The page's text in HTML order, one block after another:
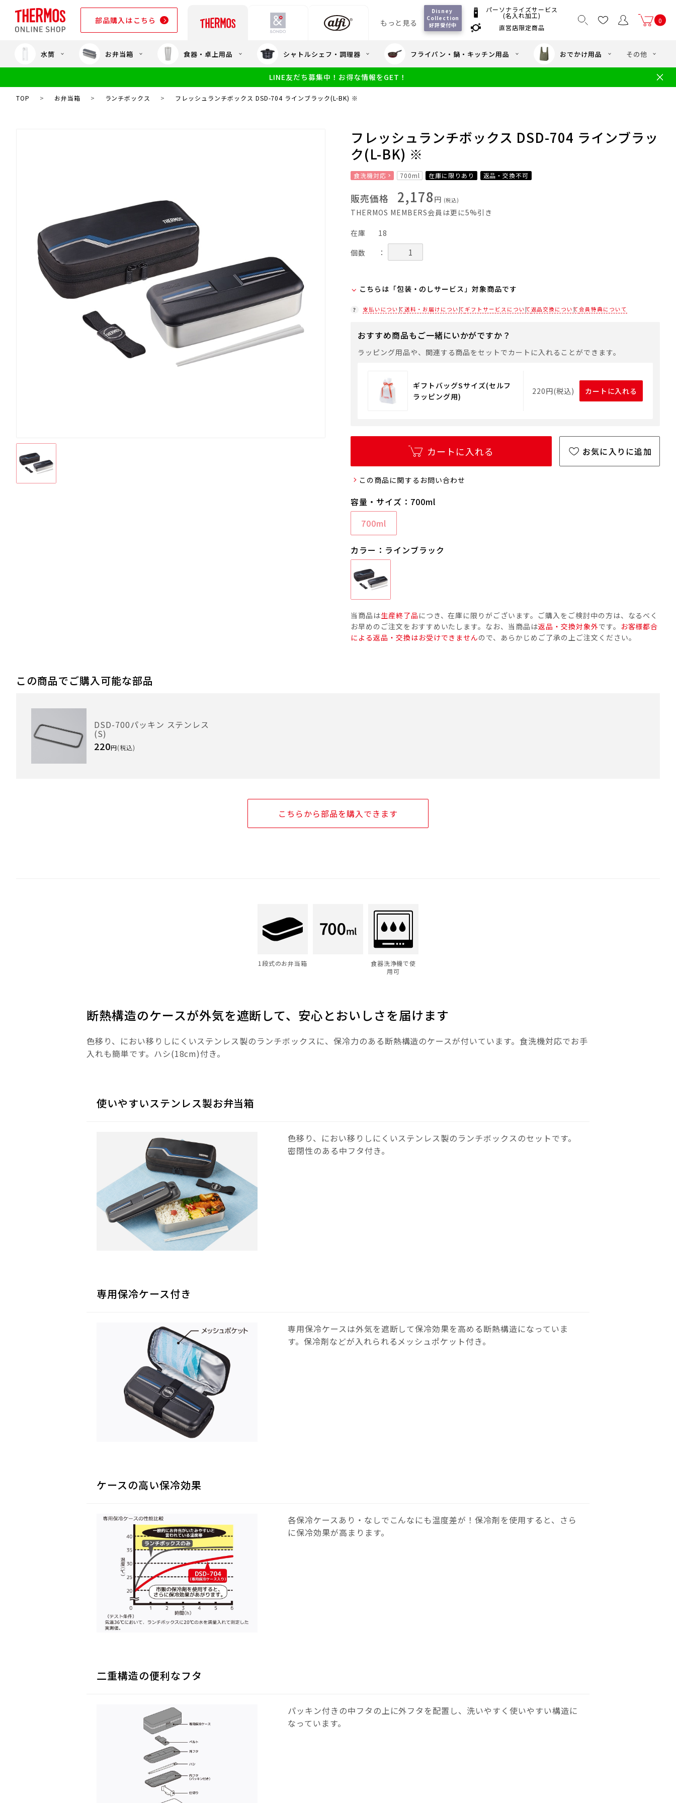
部品購入はこちら もっと見る
以上送料無料
サーモスのeギフト
ギフトのご案内
Disney
Collection
好評受付中
パーソナライズサービス
(名入れ加工)
直営店限定商品
部品購入はこちら
食洗機対応 幼児・園児向け水筒
小学生 中・高学年向け水筒
0
水筒 お弁当箱 食器・卓上用品 シャトルシェフ・調理器 フライパン・鍋・キッチン用品 おでかけ用品 その他
LINE友だち募集中！お得な情報をGET！
TOP > お弁当箱 > ランチボックス > フレッシュランチボックス DSD-704 ラインブラック(L-BK) ※
フレッシュランチボックス DSD-704 ラインブラッ
ク(L-BK) ※
食洗機対応 700ml 在庫に限りあり 返品・交換不可
販売価格 2,178 円 (税込)
THERMOS MEMBERS会員は更に5%引き
在庫
18
個数
：
こちらは「包装・のしサービス」対象商品です
弊社での包装・のしを希望される場合は、商品をカートに入れた後に「会員限定のし・
「包装・のしサービス」には、手提げ袋やギフトバッグは含まれておりません。手提げ
袋やギフトバッグを希望される場合は、以下よりご購入をお願いいたします。
支払いについて送料・お届けについて ギフトサービスについて返品交換について会員特典について
おすすめ商品もご一緒にいかがですか？
ラッピング用品や、関連する商品をセットでカートに入れることができます。
ギフトバッグSサイズ(セルフ
ラッピング用)
220円(税込) カートに入れる
カートに入れる お気に入りに追加
この商品に関するお問い合わせ
容量・サイズ：700ml
700ml
カラー：ラインブラック
当商品は生産終了品 につき、在庫に限りがございます。ご購入をご検討中の方は、なるべく
お早めのご注文をおすすめいたします。なお、当商品は返品・交換対象外です。 お客様都合
による返品・交換はお受けできませんので、あらかじめご了承の上ご注文ください。
この商品でご購入可能な部品
DSD-700パッキン ステンレス
(S)
220円(税込)
こちらから部品を購入できます
1段式のお弁当箱
食器洗浄機で使
用可
断熱構造のケースが外気を遮断して、安心とおいしさを届けます
色移り、におい移りしにくいステンレス製のランチボックスに、保冷力のある断熱構造のケースが付いています。食洗機対応でお手
入れも簡単です。ハシ(18cm)付き。
使いやすいステンレス製お弁当箱
色移り、におい移りしにくいステンレス製のランチボックスのセットです。
密閉性のある中フタ付き。
専用保冷ケース付き
専用保冷ケースは外気を遮断して保冷効果を高める断熱構造になっていま
す。保冷剤などが入れられるメッシュポケット付き。
ケースの高い保冷効果
各保冷ケースあり・なしでこんなにも温度差が！保冷剤を使用すると、さら
に保冷効果が高まります。
二重構造の便利なフタ
パッキン付きの中フタの上に外フタを配置し、洗いやすく使いやすい構造に
なっています。